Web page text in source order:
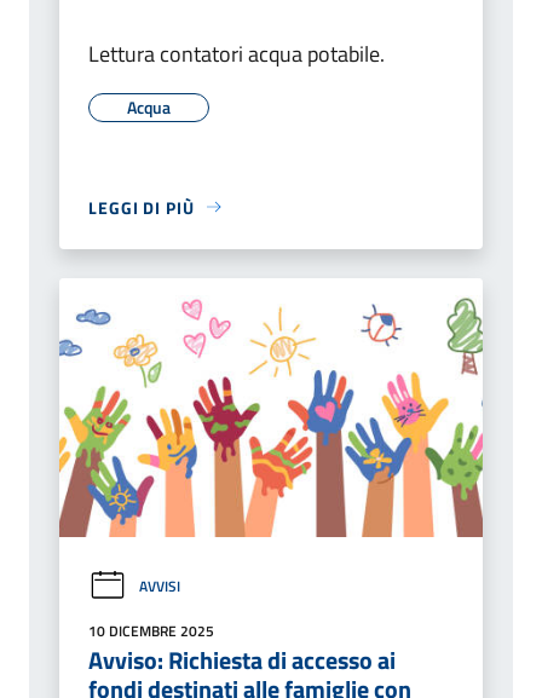
Lettura contatori acqua potabile.
Acqua
LEGGI DI PIÙ
AVVISI
10 DICEMBRE 2025
Avviso: Richiesta di accesso ai
fondi destinati alle famiglie con